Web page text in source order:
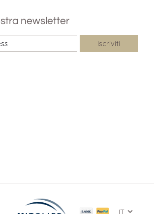
newsletter
Iscriviti